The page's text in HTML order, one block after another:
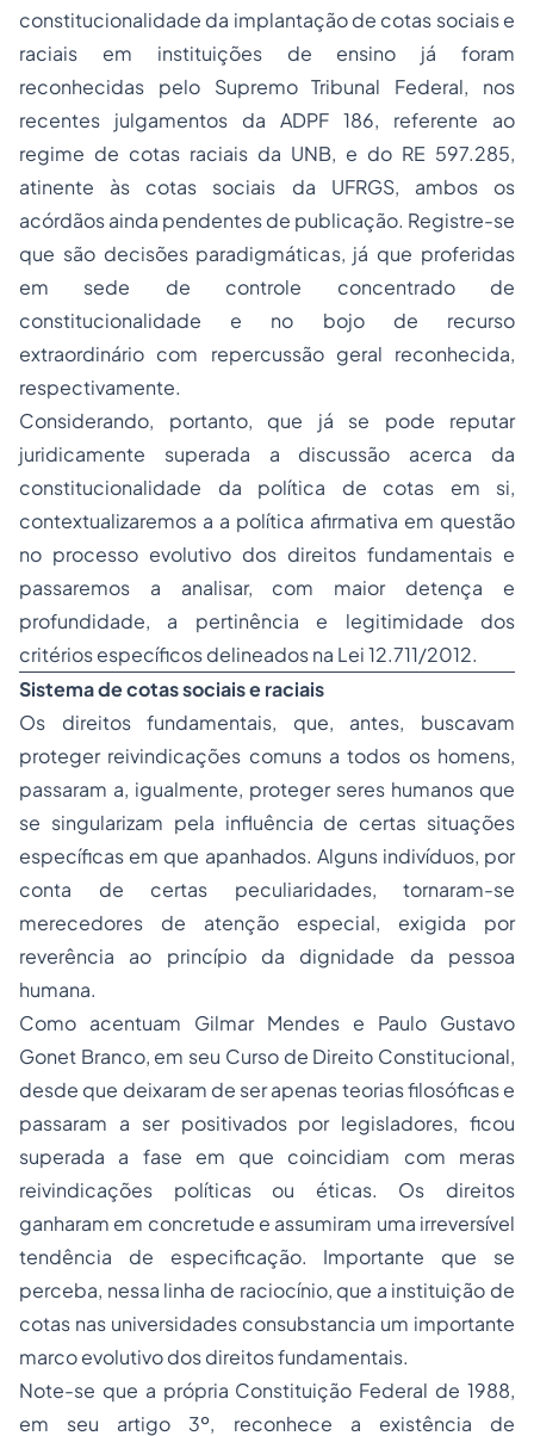
constitucionalidade da implantação de cotas sociais e
raciais em instituições de ensino já foram
reconhecidas pelo Supremo Tribunal Federal, nos
recentes julgamentos da ADPF 186, referente ao
regime de cotas raciais da UNB, e do RE 597.285,
atinente às cotas sociais da UFRGS, ambos os
acórdãos ainda pendentes de publicação. Registre-se
que são decisões paradigmáticas, já que proferidas
em sede de controle concentrado de
constitucionalidade e no bojo de recurso
extraordinário com repercussão geral reconhecida,
respectivamente.
Considerando, portanto, que já se pode reputar
juridicamente superada a discussão acerca da
constitucionalidade da política de cotas em si,
contextualizaremos a a política afirmativa em questão
no processo evolutivo dos direitos fundamentais e
passaremos a analisar, com maior detença e
profundidade, a pertinência e legitimidade dos
critérios específicos delineados na Lei 12.711/2012.
Sistema de cotas sociais e raciais
Os direitos fundamentais, que, antes, buscavam
proteger reivindicações comuns a todos os homens,
passaram a, igualmente, proteger seres humanos que
se singularizam pela influência de certas situações
específicas em que apanhados. Alguns indivíduos, por
conta de certas peculiaridades, tornaram-se
merecedores de atenção especial, exigida por
reverência ao princípio da dignidade da pessoa
humana.
Como acentuam Gilmar Mendes e Paulo Gustavo
Gonet Branco, em seu Curso de Direito Constitucional,
desde que deixaram de ser apenas teorias filosóficas e
passaram a ser positivados por legisladores, ficou
superada a fase em que coincidiam com meras
reivindicações políticas ou éticas. Os direitos
ganharam em concretude e assumiram uma irreversível
tendência de especificação. Importante que se
perceba, nessa linha de raciocínio, que a instituição de
cotas nas universidades consubstancia um importante
marco evolutivo dos direitos fundamentais.
Note-se que a própria Constituição Federal de 1988,
em seu artigo 3º, reconhece a existência de